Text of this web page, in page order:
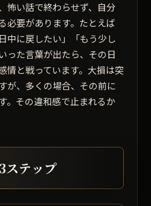
怖い話で終わらせず、自分
必要があります。たとえば
中に戻したい」「もう少し
った言葉が出たら、その日
情と戦っています。大損は突
が、多くの場合、その前に
。その違和感で止まれるか
ステップ